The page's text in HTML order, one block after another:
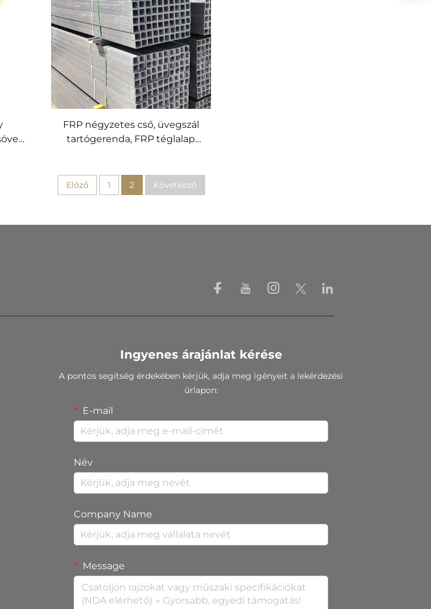
FRP négyzetes cső, üvegszál
tartógerenda, FRP téglalap
Előző 1 2 Következő
Ingyenes árajánlat kérése
A pontos segítség érdekében kérjük, adja meg igényeit a lekérdezési
űrlapon:
E-mail
Név
Company Name
Message